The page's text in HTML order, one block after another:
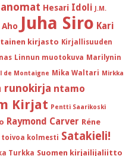
Hesari Idoli J.M.
Aho Juha Siro Kari
kirjasto Kirjallisuuden
Linnun muotokuva Marilynin
de Montaigne Mika Waltari Mirkka
runokirja ntamo
Kirjat Pentti Saarikoski
Raymond Carver Réne
toivoa kolmesti Satakieli!
Turkka Suomen kirjailijaliitto